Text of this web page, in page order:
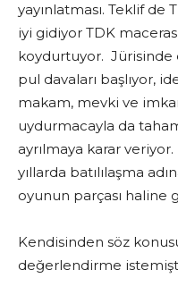
yayınlatması. Teklif de
iyi gidiyor TDK
koydurtuyor. Jürisinde
pul davaları başlıyor,
makam, mevki ve
uydurmacayla da
ayrılmaya karar
yıllarda batılılaşma
oyunun parçası haline
Kendisinden söz
değerlendirme